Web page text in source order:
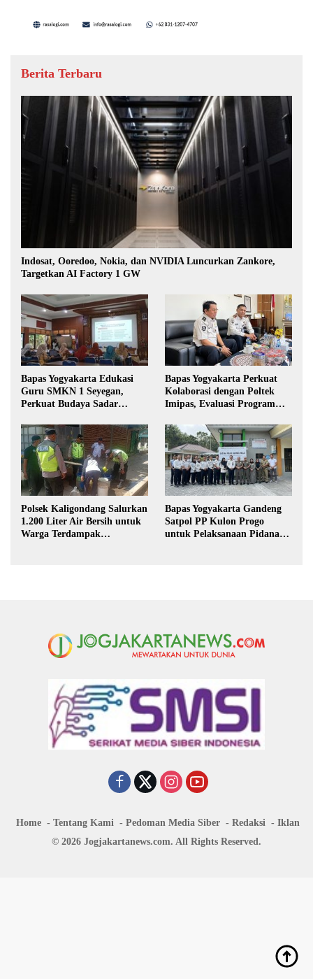
Berita Terbaru
Indosat, Ooredoo, Nokia, dan NVIDIA Luncurkan Zankore,
Targetkan AI Factory 1 GW
Bapas Yogyakarta Edukasi
Guru SMKN 1 Seyegan,
Perkuat Budaya Sadar
Bapas Yogyakarta Perkuat
Kolaborasi dengan Poltek
Imipas, Evaluasi Program
Polsek Kaligondang Salurkan
1.200 Liter Air Bersih untuk
Warga Terdampak
Bapas Yogyakarta Gandeng
Satpol PP Kulon Progo
untuk Pelaksanaan Pidana
Home Tentang Kami Pedoman Media Siber Redaksi
Iklan
© 2026 Jogjakartanews.com. All Rights Reserved.